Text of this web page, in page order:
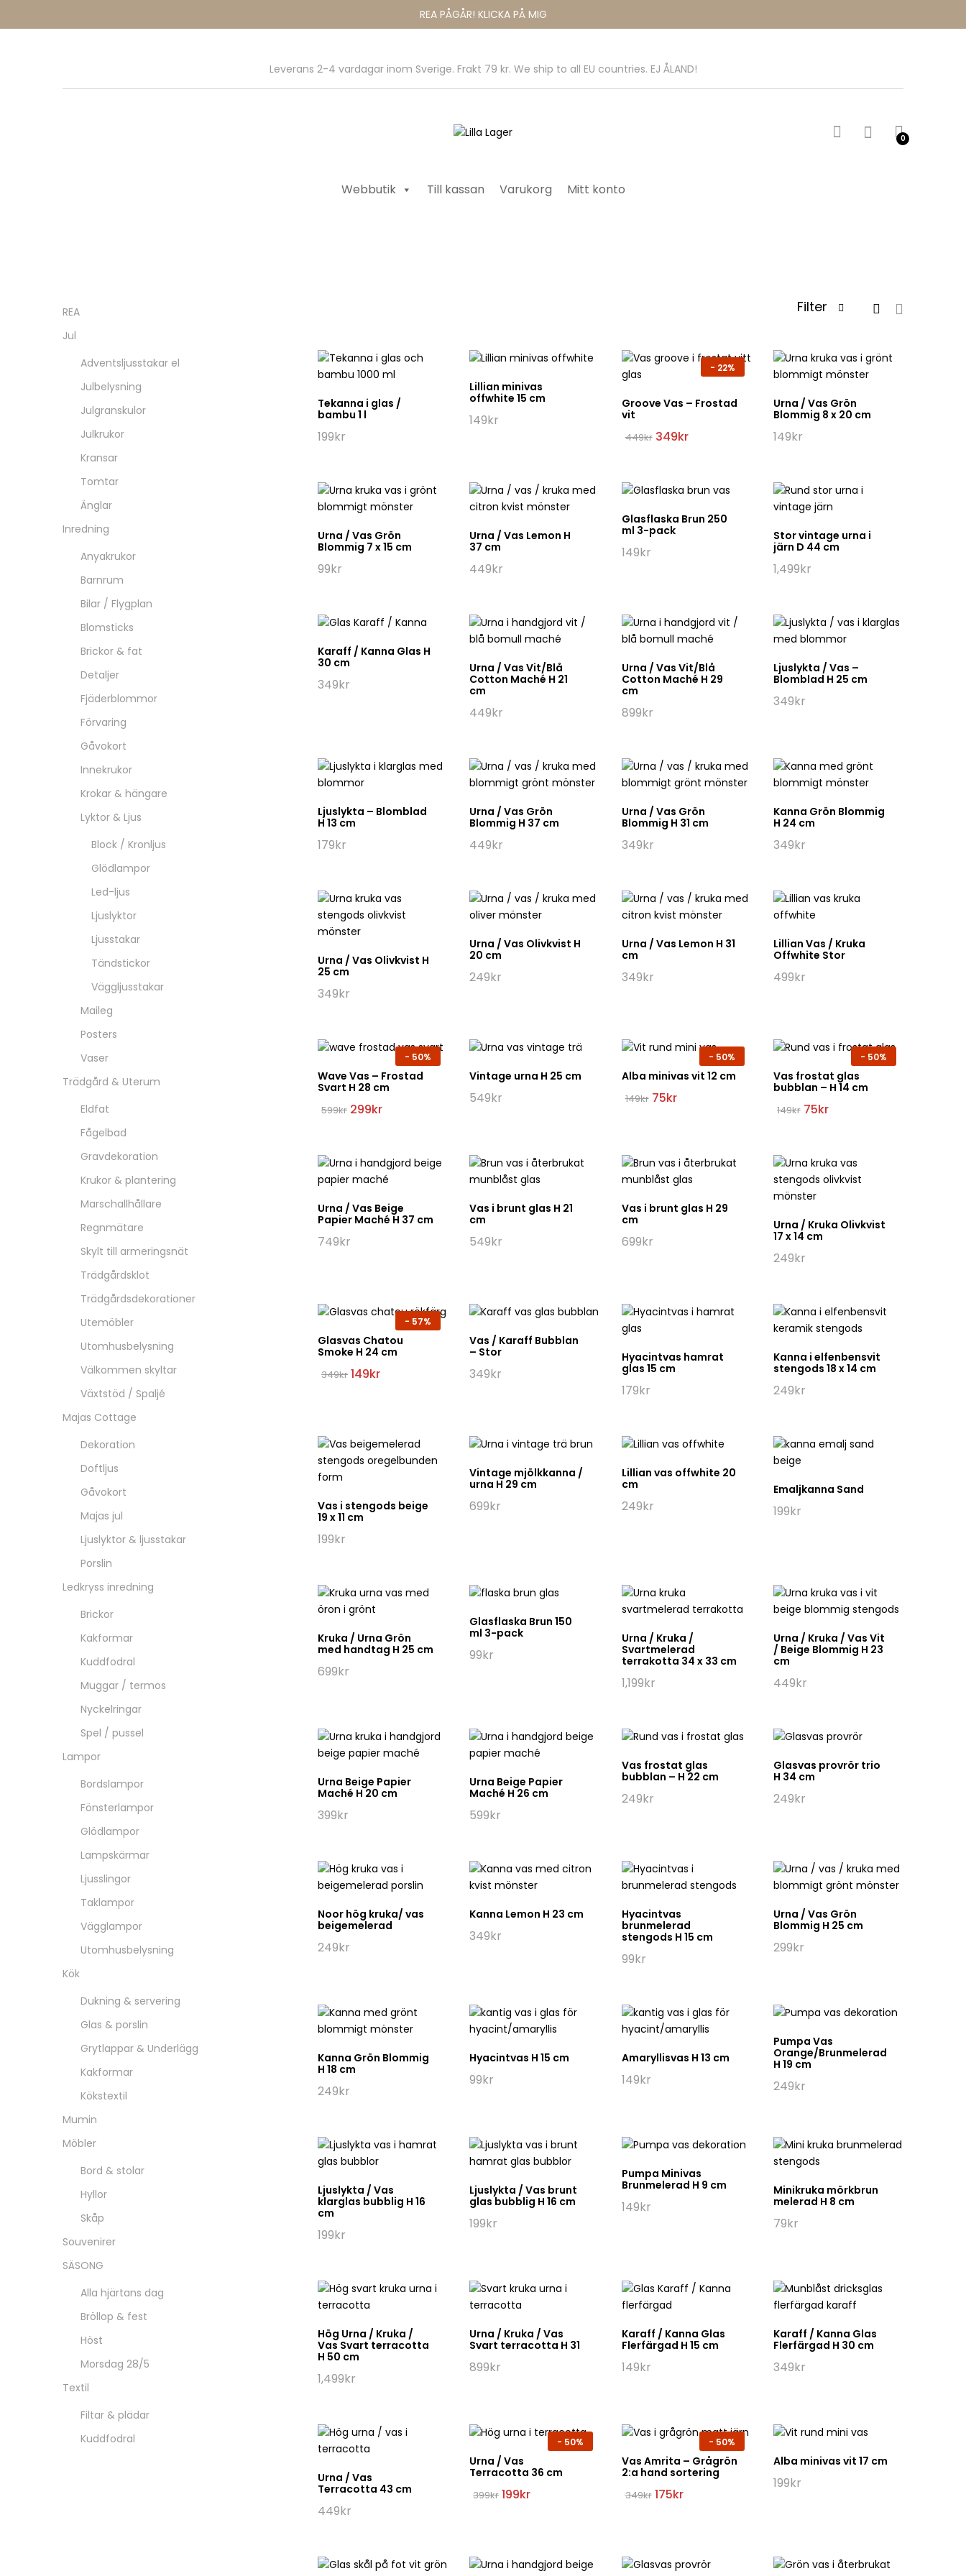
REA PÅGÅR! KLICKA PÅ MIG
Leverans 2-4 vardagar inom Sverige. Frakt 79 kr. We ship to all EU countries. EJ ÅLAND!
0
Webbutik Till kassan Varukorg Mitt konto
Filter
Tekanna i glas /
bambu 1 l
199kr
Lillian minivas
offwhite 15 cm
149kr
- 22%
Groove Vas – Frostad
vit
449kr Det
449kr.
349krDet
349kr.
Urna / Vas Grön
Blommig 8 x 20 cm
149kr
Urna / Vas Grön
Blommig 7 x 15 cm
99kr
Urna / Vas Lemon H
37 cm
449kr
Glasflaska Brun 250
ml 3-pack
149kr
Stor vintage urna i
järn D 44 cm
1,499kr
Karaff / Kanna Glas H
30 cm
349kr
Urna / Vas Vit/Blå
Cotton Maché H 21
cm
449kr
Urna / Vas Vit/Blå
Cotton Maché H 29
cm
899kr
Ljuslykta / Vas –
Blomblad H 25 cm
349kr
Ljuslykta – Blomblad
H 13 cm
179kr
Urna / Vas Grön
Blommig H 37 cm
449kr
Urna / Vas Grön
Blommig H 31 cm
349kr
Kanna Grön Blommig
H 24 cm
349kr
Urna / Vas Olivkvist H
25 cm
349kr
Urna / Vas Olivkvist H
20 cm
249kr
Urna / Vas Lemon H 31
cm
349kr
Lillian Vas / Kruka
Offwhite Stor
499kr
- 50%
Wave Vas – Frostad
Svart H 28 cm
599kr Det
599kr.
299krDet
299kr.
Vintage urna H 25 cm
549kr
- 50%
Alba minivas vit 12 cm
149kr Det
75krDet
- 50%
Vas frostat glas
bubblan – H 14 cm
149kr Det
149kr.
75krDet
Urna / Vas Beige
Papier Maché H 37 cm
749kr
Vas i brunt glas H 21
cm
549kr
Vas i brunt glas H 29
cm
699kr
Urna / Kruka Olivkvist
17 x 14 cm
249kr
- 57%
Glasvas Chatou
Smoke H 24 cm
349kr Det
149krDet
Vas / Karaff Bubblan
– Stor
349kr
Hyacintvas hamrat
glas 15 cm
179kr
Kanna i elfenbensvit
stengods 18 x 14 cm
249kr
Vas i stengods beige
19 x 11 cm
199kr
Vintage mjölkkanna /
urna H 29 cm
699kr
Lillian vas offwhite 20
cm
249kr
Emaljkanna Sand
199kr
Kruka / Urna Grön
med handtag H 25 cm
699kr
Glasflaska Brun 150
ml 3-pack
99kr
Urna / Kruka /
Svartmelerad
terrakotta 34 x 33 cm
1,199kr
Urna / Kruka / Vas Vit
/ Beige Blommig H 23
cm
449kr
Urna Beige Papier
Maché H 20 cm
399kr
Urna Beige Papier
Maché H 26 cm
599kr
Vas frostat glas
bubblan – H 22 cm
249kr
Glasvas provrör trio
H 34 cm
249kr
Noor hög kruka/ vas
beigemelerad
249kr
Kanna Lemon H 23 cm
349kr
Hyacintvas
brunmelerad
stengods H 15 cm
99kr
Urna / Vas Grön
Blommig H 25 cm
299kr
Kanna Grön Blommig
H 18 cm
249kr
Hyacintvas H 15 cm
99kr
Amaryllisvas H 13 cm
149kr
Pumpa Vas
Orange/Brunmelerad
H 19 cm
249kr
Ljuslykta / Vas
klarglas bubblig H 16
cm
199kr
Ljuslykta / Vas brunt
glas bubblig H 16 cm
199kr
Pumpa Minivas
Brunmelerad H 9 cm
149kr
Minikruka mörkbrun
melerad H 8 cm
79kr
Hög Urna / Kruka /
Vas Svart terracotta
H 50 cm
1,499kr
Urna / Kruka / Vas
Svart terracotta H 31
899kr
Karaff / Kanna Glas
Flerfärgad H 15 cm
149kr
Karaff / Kanna Glas
Flerfärgad H 30 cm
349kr
Urna / Vas
Terracotta 43 cm
449kr
- 50%
Urna / Vas
Terracotta 36 cm
399krDet
199krDet
- 50%
Vas Amrita – Grågrön
2:a hand sortering
349kr Det
175krDet
Alba minivas vit 17 cm
199kr
REA
Jul
Adventsljusstakar el
Julbelysning
Julgranskulor
Julkrukor
Kransar
Tomtar
Änglar
Inredning
Anyakrukor
Barnrum
Bilar / Flygplan
Blomsticks
Brickor & fat
Detaljer
Fjäderblommor
Förvaring
Gåvokort
Innekrukor
Krokar & hängare
Lyktor & Ljus
Block / Kronljus
Glödlampor
Led-ljus
Ljuslyktor
Ljusstakar
Tändstickor
Väggljusstakar
Maileg
Posters
Vaser
Trädgård & Uterum
Eldfat
Fågelbad
Gravdekoration
Krukor & plantering
Marschallhållare
Regnmätare
Skylt till armeringsnät
Trädgårdsklot
Trädgårdsdekorationer
Utemöbler
Utomhusbelysning
Välkommen skyltar
Växtstöd / Spaljé
Majas Cottage
Dekoration
Doftljus
Gåvokort
Majas jul
Ljuslyktor & ljusstakar
Porslin
Ledkryss inredning
Brickor
Kakformar
Kuddfodral
Muggar / termos
Nyckelringar
Spel / pussel
Lampor
Bordslampor
Fönsterlampor
Glödlampor
Lampskärmar
Ljusslingor
Taklampor
Vägglampor
Utomhusbelysning
Kök
Dukning & servering
Glas & porslin
Grytlappar & Underlägg
Kakformar
Kökstextil
Mumin
Möbler
Bord & stolar
Hyllor
Skåp
Souvenirer
SÄSONG
Alla hjärtans dag
Bröllop & fest
Höst
Morsdag 28/5
Textil
Filtar & plädar
Kuddfodral